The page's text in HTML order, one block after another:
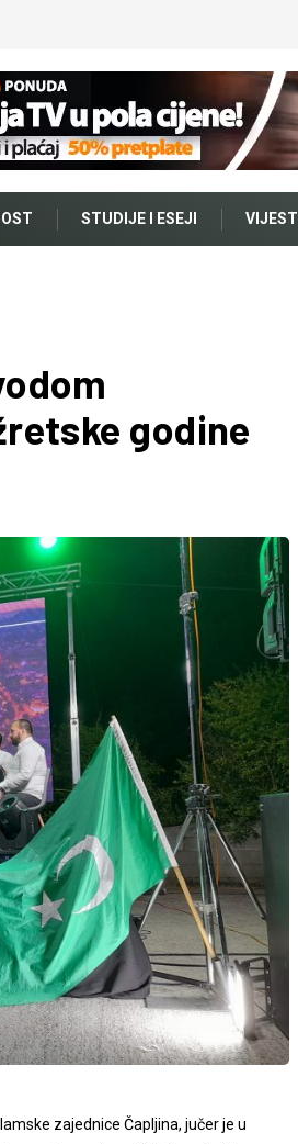
STUDIJE I ESEJI VIJESTI
godine
zajednice Čapljina, jučer je u